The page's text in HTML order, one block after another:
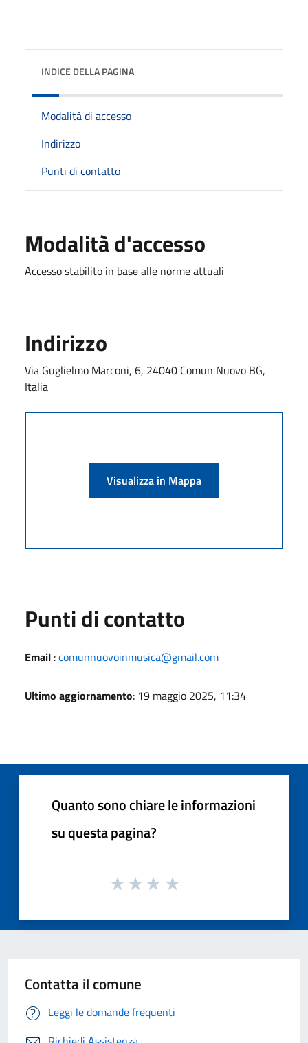
INDICE DELLA PAGINA
Modalità di accesso
Indirizzo
Punti di contatto
Modalità d'accesso
Accesso stabilito in base alle norme attuali
Indirizzo
Via Guglielmo Marconi, 6, 24040 Comun Nuovo BG,
Italia
Visualizza in Mappa
Punti di contatto
Email :comunnuovoinmusica@gmail.com
Ultimo aggiornamento: 19 maggio 2025, 11:34
Quanto sono chiare le informazioni
su questa pagina?
Contatta il comune
Leggi le domande frequenti